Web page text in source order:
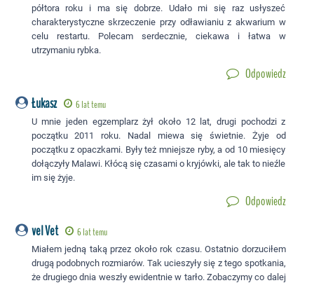
półtora roku i ma się dobrze. Udało mi się raz usłyszeć
charakterystyczne skrzeczenie przy odławianiu z akwarium w
celu restartu. Polecam serdecznie, ciekawa i łatwa w
utrzymaniu rybka.
Odpowiedz
Łukasz 6 lat temu
U mnie jeden egzemplarz żył około 12 lat, drugi pochodzi z
początku 2011 roku. Nadal miewa się świetnie. Żyje od
początku z opaczkami. Były też mniejsze ryby, a od 10 miesięcy
dołączyły Malawi. Kłócą się czasami o kryjówki, ale tak to nieźle
im się żyje.
Odpowiedz
vel Vet 6 lat temu
Miałem jedną taką przez około rok czasu. Ostatnio dorzuciłem
drugą podobnych rozmiarów. Tak ucieszyły się z tego spotkania,
że drugiego dnia weszły ewidentnie w tarło. Zobaczymy co dalej